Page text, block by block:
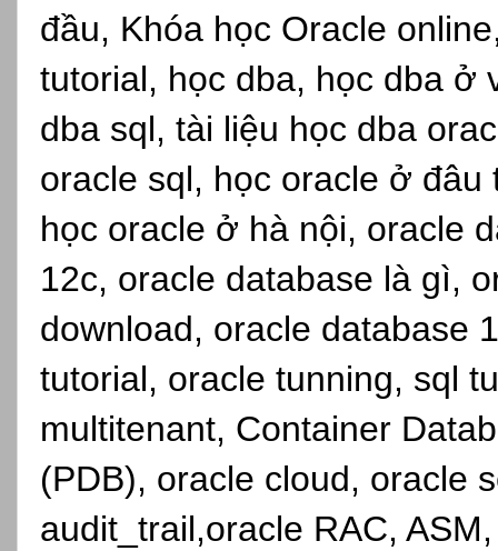
đầu, Khóa học Oracle
tutorial, học dba, học dba ở
dba sql, tài liệu học dba
oracle sql, học oracle ở
học oracle ở hà nội, oracle
12c, oracle database là gì,
download, oracle database
tutorial, oracle tunning, sql
multitenant, Container
(PDB), oracle cloud, oracle
audit_trail,oracle RAC,